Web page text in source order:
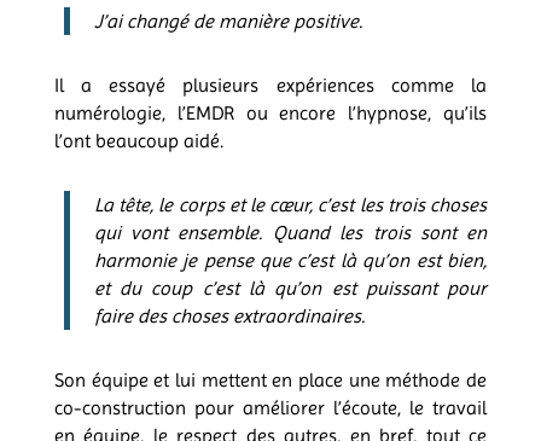
J’ai changé de manière positive.
Il a essayé plusieurs expériences comme la
numérologie, l’EMDR ou encore l’hypnose, qu’ils
l’ont beaucoup aidé.
La tête, le corps et le cœur, c’est les trois choses
qui vont ensemble. Quand les trois sont en
harmonie je pense que c’est là qu’on est bien,
et du coup c’est là qu’on est puissant pour
faire des choses extraordinaires.
Son équipe et lui mettent en place une méthode de
co-construction pour améliorer l’écoute, le travail
en équipe, le respect des autres, en bref, tout ce